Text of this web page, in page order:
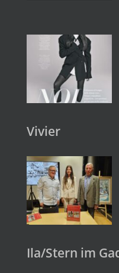
Vivier
Ila/Stern im